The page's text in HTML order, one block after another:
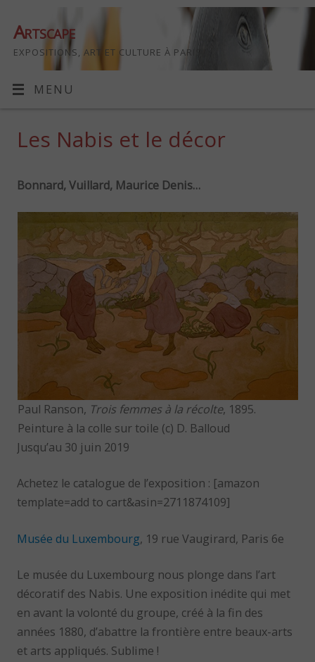
Artscape
EXPOSITIONS, ART ET CULTURE À PARIS
MENU
Les Nabis et le décor
Bonnard, Vuillard, Maurice Denis…
Paul Ranson, Trois femmes à la récolte, 1895.
Peinture à la colle sur toile (c) D. Balloud
Jusqu’au 30 juin 2019
Achetez le catalogue de l’exposition : [amazon
template=add to cart&asin=2711874109]
Musée du Luxembourg, 19 rue Vaugirard, Paris 6e
Le musée du Luxembourg nous plonge dans l’art
décoratif des Nabis. Une exposition inédite qui met
en avant la volonté du groupe, créé à la fin des
années 1880, d’abattre la frontière entre beaux-arts
et arts appliqués. Sublime !